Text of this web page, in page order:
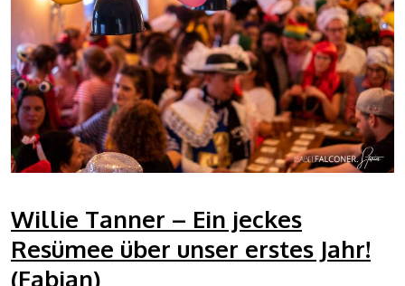
Willie Tanner – Ein jeckes
Resümee über unser erstes Jahr!
(Fabian)